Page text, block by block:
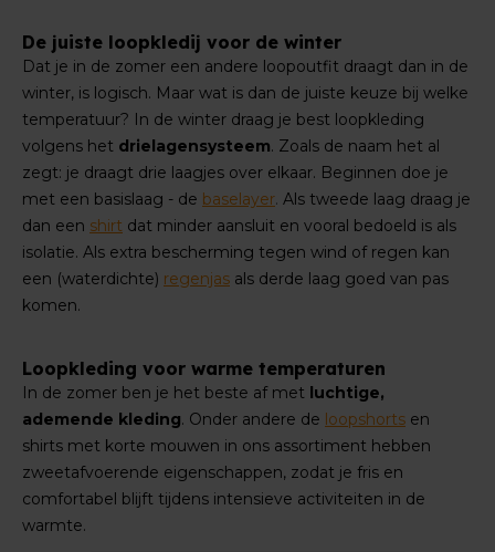
De juiste loopkledij voor de winter
Dat je in de zomer een andere loopoutfit draagt dan in de
winter, is logisch. Maar wat is dan de juiste keuze bij welke
temperatuur? In de winter draag je best loopkleding
volgens het drielagensysteem. Zoals de naam het al
zegt: je draagt drie laagjes over elkaar. Beginnen doe je
met een basislaag - de baselayer. Als tweede laag draag je
dan een shirt dat minder aansluit en vooral bedoeld is als
isolatie. Als extra bescherming tegen wind of regen kan
een (waterdichte) regenjas als derde laag goed van pas
komen.
Loopkleding voor warme temperaturen
In de zomer ben je het beste af met luchtige,
ademende kleding. Onder andere de loopshorts en
shirts met korte mouwen in ons assortiment hebben
zweetafvoerende eigenschappen, zodat je fris en
comfortabel blijft tijdens intensieve activiteiten in de
warmte.